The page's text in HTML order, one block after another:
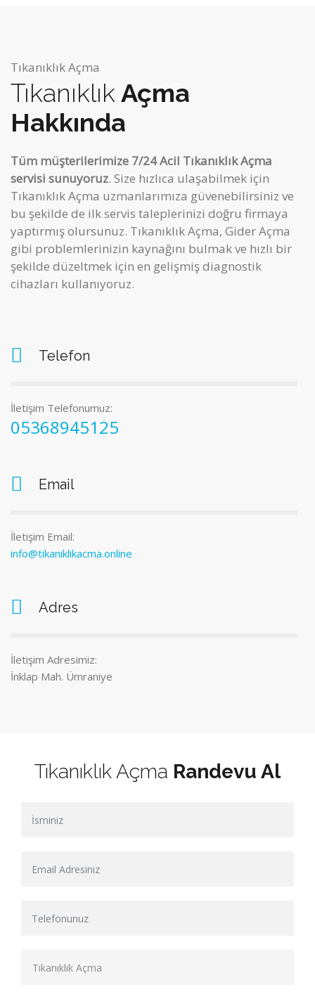
Tıkanıklık Açma
Tıkanıklık Açma
Hakkında
Tüm müşterilerimize 7/24 Acil Tıkanıklık Açma
servisi sunuyoruz. Size hızlıca ulaşabilmek için
Tıkanıklık Açma uzmanlarımıza güvenebilirsiniz ve
bu şekilde de ilk servis taleplerinizi doğru firmaya
yaptırmış olursunuz. Tıkanıklık Açma, Gider Açma
gibi problemlerinizin kaynağını bulmak ve hızlı bir
şekilde düzeltmek için en gelişmiş diagnostik
cihazları kullanıyoruz.
Telefon
İletişim Telefonumuz:
05368945125
Email
İletişim Email:
info@tikaniklikacma.online
Adres
İletişim Adresimiz:
İnklap Mah. Ümraniye
Tıkanıklık Açma Randevu Al